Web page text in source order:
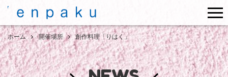
ホーム 開催場所 創作料理「りはく」